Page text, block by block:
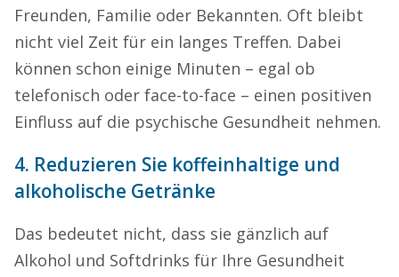
Freunden, Familie oder Bekannten. Oft bleibt
nicht viel Zeit für ein langes Treffen. Dabei
können schon einige Minuten – egal ob
telefonisch oder face-to-face – einen positiven
Einfluss auf die psychische Gesundheit nehmen.
4. Reduzieren Sie koffeinhaltige und
alkoholische Getränke
Das bedeutet nicht, dass sie gänzlich auf
Alkohol und Softdrinks für Ihre Gesundheit